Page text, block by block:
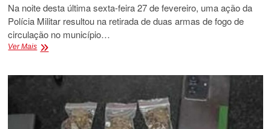
Na noite desta última sexta-feira 27 de fevereiro, uma ação da
Polícia Militar resultou na retirada de duas armas de fogo de
circulação no município…
Ver MaisPERSEGUIÇÃO
CENTRO